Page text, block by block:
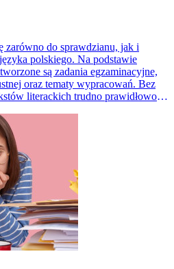
zarówno do sprawdzianu, jak i
polskiego. Na podstawie
są zadania egzaminacyjne,
oraz tematy wypracowań. Bez
literackich trudno prawidłowo